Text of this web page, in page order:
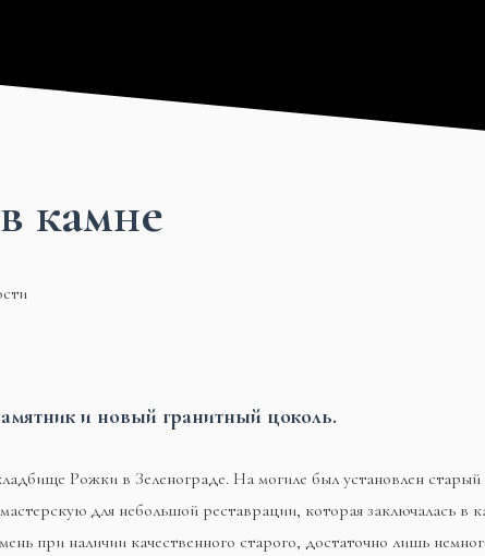
камне
и новый гранитный цоколь.
Рожки в Зеленограде. На могиле был установлен
для небольшой реставрации, которая заключалась в
при наличии качественного старого, достаточно лишь